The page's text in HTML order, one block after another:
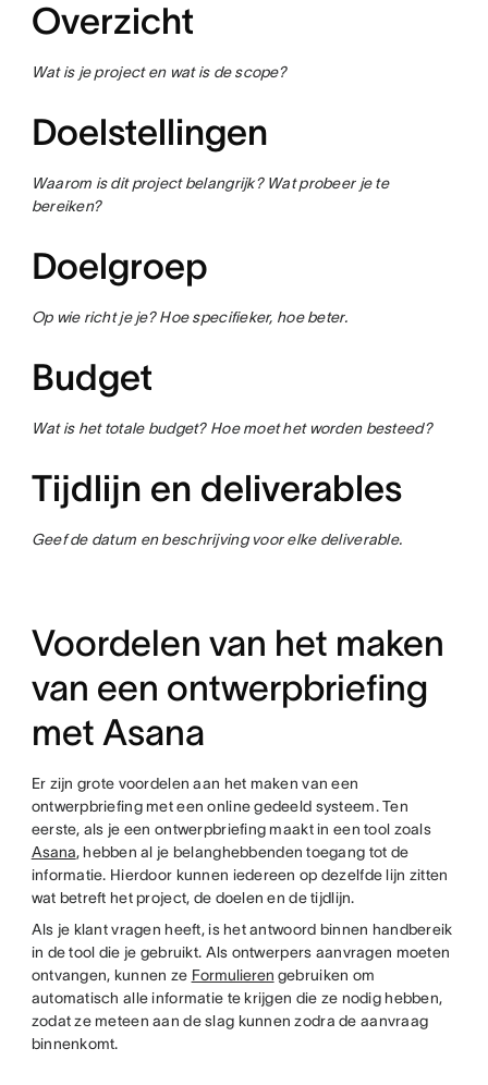
Overzicht
Wat is je project en wat is de scope?
Doelstellingen
Waarom is dit project belangrijk? Wat probeer je te
bereiken?
Doelgroep
Op wie richt je je? Hoe specifieker, hoe beter.
Budget
Wat is het totale budget? Hoe moet het worden besteed?
Tijdlijn en deliverables
Geef de datum en beschrijving voor elke deliverable.
Voordelen van het maken
van een ontwerpbriefing
met Asana
Er zijn grote voordelen aan het maken van een
ontwerpbriefing met een online gedeeld systeem. Ten
eerste, als je een ontwerpbriefing maakt in een tool zoals
Asana, hebben al je belanghebbenden toegang tot de
informatie. Hierdoor kunnen iedereen op dezelfde lijn zitten
wat betreft het project, de doelen en de tijdlijn.
Als je klant vragen heeft, is het antwoord binnen handbereik
in de tool die je gebruikt. Als ontwerpers aanvragen moeten
ontvangen, kunnen ze Formulieren gebruiken om
automatisch alle informatie te krijgen die ze nodig hebben,
zodat ze meteen aan de slag kunnen zodra de aanvraag
binnenkomt.